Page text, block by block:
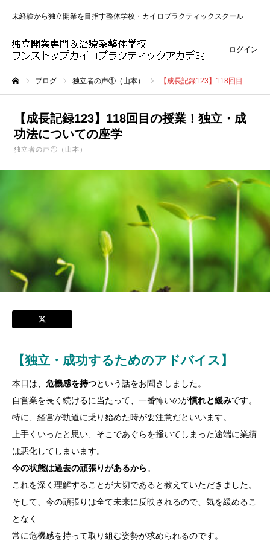
未経験から独立開業を目指す整体学校・カイロプラクティックスクール
ログイン
ブログ 独立者の声①（山本） 【成長記録123】118回目の授業！独立・成功法についての座学
【成長記録123】118回目の授業！独立・成
功法についての座学
独立者の声①（山本）
【独立・成功するためのアドバイス】
本日は、 危機感を持つという話をお聞きしました。
自営業を長く続けるに当たって、一番怖いのが慣れと緩みです。
特に、経営が軌道に乗り始めた時が要注意だといいます。
上手くいったと思い、そこであぐらを掻いてしまった途端に業績
は悪化してしまいます。
今の状態は過去の頑張りがあるから。
これを深く理解することが大切であると教えていただきました。
そして、今の頑張りは全て未来に反映されるので、気を緩めるこ
となく
常に危機感を持って取り組む姿勢が求められるのです。